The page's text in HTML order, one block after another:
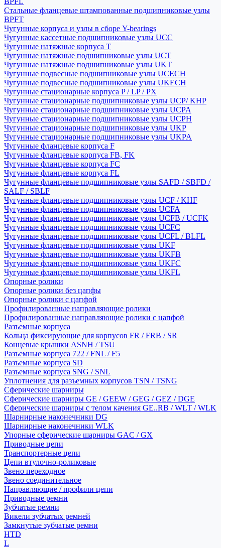
Стальные фланцевые штампованные подшипниковые узлы
BPFT
Чугунные корпуса и узлы в сборе Y-bearings
Чугунные кассетные подшипниковые узлы UCC
Чугунные натяжные корпуса T
Чугунные натяжные подшипниковые узлы UCT
Чугунные натяжные подшипниковые узлы UKT
Чугунные подвесные подшипниковые узлы UCECH
Чугунные подвесные подшипниковые узлы UKECH
Чугунные стационарные корпуса P / LP / PX
Чугунные стационарные подшипниковые узлы UCP/ KHP
Чугунные стационарные подшипниковые узлы UCPA
Чугунные стационарные подшипниковые узлы UCPH
Чугунные стационарные подшипниковые узлы UKP
Чугунные стационарные подшипниковые узлы UKPA
Чугунные фланцевые корпуса F
Чугунные фланцевые корпуса FB, FK
Чугунные фланцевые корпуса FC
Чугунные фланцевые корпуса FL
Чугунные фланцевые подшипниковые узлы SAFD / SBFD /
SALF / SBLF
Чугунные фланцевые подшипниковые узлы UCF / KHF
Чугунные фланцевые подшипниковые узлы UCFA
Чугунные фланцевые подшипниковые узлы UCFB / UCFK
Чугунные фланцевые подшипниковые узлы UCFC
Чугунные фланцевые подшипниковые узлы UCFL / BLFL
Чугунные фланцевые подшипниковые узлы UKF
Чугунные фланцевые подшипниковые узлы UKFB
Чугунные фланцевые подшипниковые узлы UKFC
Чугунные фланцевые подшипниковые узлы UKFL
Опорные ролики
Опорные ролики без цапфы
Опорные ролики с цапфой
Профилированные направляющие ролики
Профилированные направляющие ролики с цапфой
Разъемные корпуса
Кольца фиксирующие для корпусов FR / FRB / SR
Концевые крышки ASNH / TSU
Разъемные корпуса 722 / FNL / F5
Разъемные корпуса SD
Разъемные корпуса SNG / SNL
Уплотнения для разъемных корпусов TSN / TSNG
Сферические шарниры
Сферические шарниры GE / GEEW / GEG / GEZ / DGE
Сферические шарниры с телом качения GE..RB / WLT / WLK
Шарнирные наконечники DG
Шарнирные наконечники WLK
Упорные сферические шарниры GAC / GX
Приводные цепи
Транспортерные цепи
Цепи втулочно-роликовые
Звено переходное
Звено соединительное
Направляющие / профили цепи
Приводные ремни
Зубчатые ремни
Викели зубчатых ремней
Замкнутые зубчатые ремни
HTD
L